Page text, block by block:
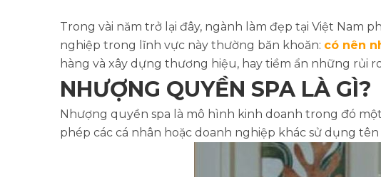
Trong vài năm trở lại đây, ngành làm đẹp tại Việt Nam
nghiệp trong lĩnh vực này thường băn khoăn: có nên
hàng và xây dựng thương hiệu, hay tiềm ẩn những rủi
NHƯỢNG QUYỀN SPA LÀ GÌ?
Nhượng quyền spa là mô hình kinh doanh trong đó
phép các cá nhân hoặc doanh nghiệp khác sử dụng